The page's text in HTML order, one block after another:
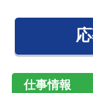
仕事情報